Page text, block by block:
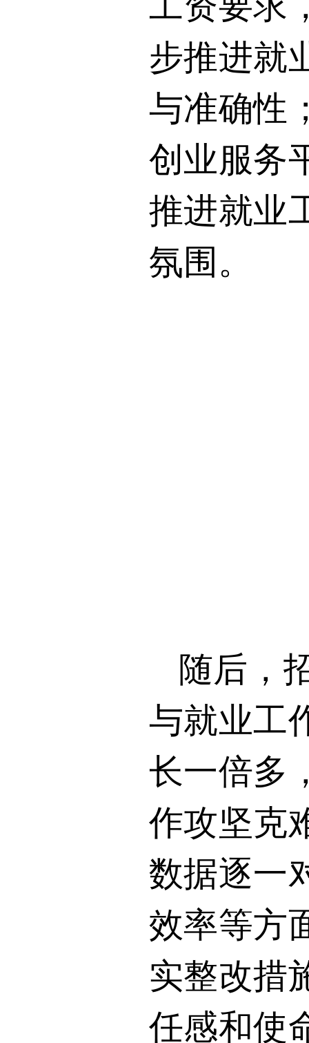
步推进就
与准确性
创业服务
推进就业
氛围。
随后，
与就业工
长一倍多
作攻坚克
数据逐一
效率等方
实整改措
任感和使